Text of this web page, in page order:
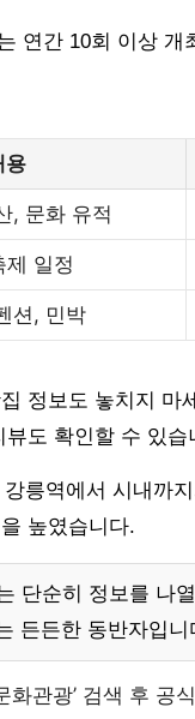
연간 10회 이상
용
, 문화 유적
제 일정
션, 민박
정보도 놓치지
도 확인할 수 있습
릉역에서 시내까
높였습니다.
단순히 정보를 나
든든한 동반자입니
화관광’ 검색 후 공